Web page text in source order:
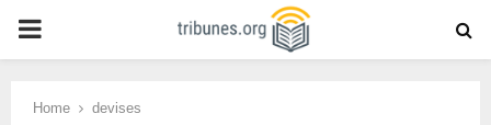
PRIMARY
Home devises